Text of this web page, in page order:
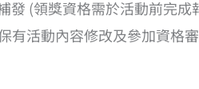
(領獎資格需於活動前完
活動內容修改及參加資格